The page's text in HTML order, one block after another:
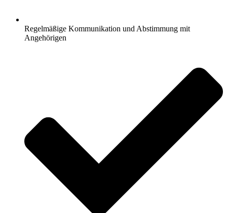
Regelmäßige Kommunikation und Abstimmung mit
Angehörigen